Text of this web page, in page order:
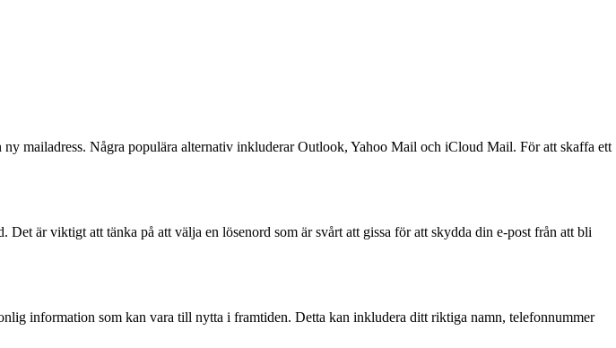
mailadress. Några populära alternativ inkluderar Outlook, Yahoo Mail och iCloud Mail. För att skaffa ett
är viktigt att tänka på att välja en lösenord som är svårt att gissa för att skydda din e-post från att bli
information som kan vara till nytta i framtiden. Detta kan inkludera ditt riktiga namn, telefonnummer